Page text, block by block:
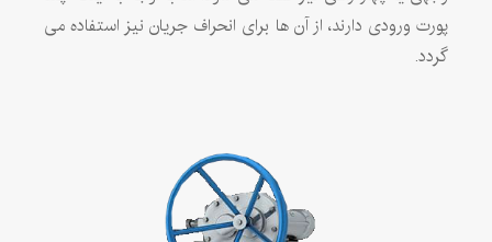
پورت ورودی دارند، از آن ها برای انحراف جریان نیز استفاده می
گردد.